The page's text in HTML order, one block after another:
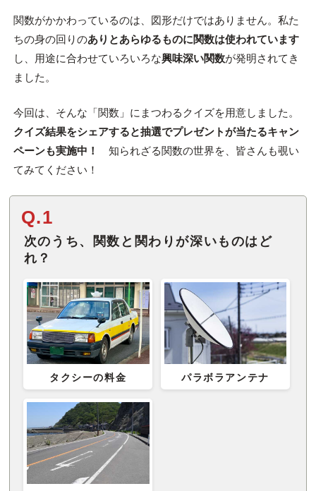
関数がかかわっているのは、図形だけではありません。私た
ちの身の回りのありとあらゆるものに関数は使われています
し、用途に合わせていろいろな興味深い関数が発明されてき
ました。
今回は、そんな「関数」にまつわるクイズを用意しました。
クイズ結果をシェアすると抽選でプレゼントが当たるキャン
ペーンも実施中！
知られざる関数の世界を、皆さんも覗い
てみてください！
Q.1
次のうち、関数と関わりが深いものはど
れ？
タクシーの料金 パラボラアンテナ